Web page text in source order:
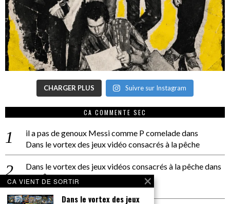
CHARGER PLUS Suivre sur Instagram
CA COMMENTE SEC
il a pas de genoux Messi comme P comeladedans
Dans le vortex des jeux vidéo consacrés à la pêche
Dans le vortex des jeux vidéos consacrés à la pêchedans
PACÔME THIELLEMENT
La séance d’Hip Gnose
CA VIENT DE SORTIR
Dans le vortex des jeux